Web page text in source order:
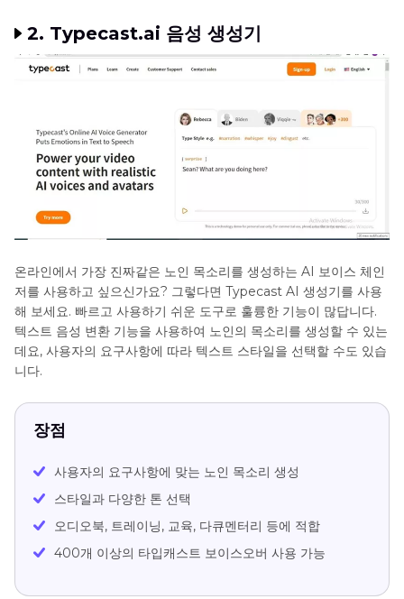
2. Typecast.ai 음성 생성기
온라인에서 가장 진짜같은 노인 목소리를 생성하는 AI 보이스 체인
저를 사용하고 싶으신가요? 그렇다면 Typecast AI 생성기를 사용
해 보세요. 빠르고 사용하기 쉬운 도구로 훌륭한 기능이 많답니다.
텍스트 음성 변환 기능을 사용하여 노인의 목소리를 생성할 수 있는
데요, 사용자의 요구사항에 따라 텍스트 스타일을 선택할 수도 있습
니다.
장점
사용자의 요구사항에 맞는 노인 목소리 생성
스타일과 다양한 톤 선택
오디오북, 트레이닝, 교육, 다큐멘터리 등에 적합
400개 이상의 타입캐스트 보이스오버 사용 가능